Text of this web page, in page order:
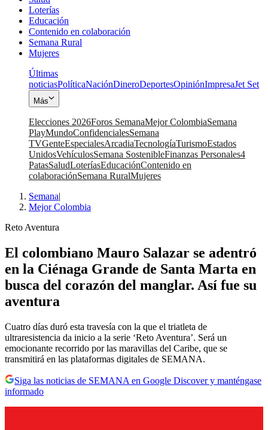
Loterías
Educación
Contenido en colaboración
Semana Rural
Mujeres
Últimas
noticiasPolíticaNaciónDineroDeportesOpiniónImpresaJet Set
Más
Elecciones 2026Foros SemanaMejor ColombiaSemana
PlayMundoConfidencialesSemana
TVGenteEspecialesArcadiaTecnologíaTurismoEstados
UnidosVehículosSemana SostenibleFinanzas Personales4
PatasSaludLoteríasEducaciónContenido en
colaboraciónSemana RuralMujeres
Semana|
Mejor Colombia
Reto Aventura
El colombiano Mauro Salazar se adentró
en la Ciénaga Grande de Santa Marta en
busca del corazón del manglar. Así fue su
aventura
Cuatro días duró esta travesía con la que el triatleta de
ultraresistencia da inicio a la serie ‘Reto Aventura’. Será un
emocionante recorrido por las maravillas del Caribe, que se
transmitirá en las plataformas digitales de SEMANA.
Siga las noticias de SEMANA en Google Discover y manténgase
informado